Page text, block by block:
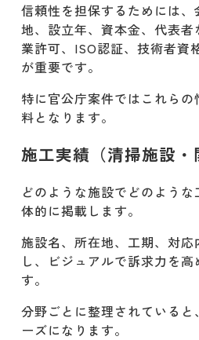
信頼性を担保するためには
地、設立年、資本金、代表
業許可、ISO認証、技術者資
が重要です。
特に官公庁案件ではこれら
料となります。
施工実績（清掃施設・
どのような施設でどのよう
体的に掲載します。
施設名、所在地、工期、対
し、ビジュアルで訴求力を
す。
分野ごとに整理されている
ーズになります。